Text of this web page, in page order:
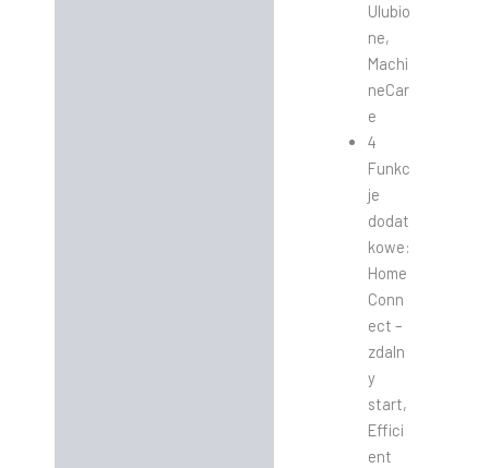
Ulubio
ne,
Machi
neCar
e
4
Funkc
je
dodat
kowe:
Home
Conn
ect –
zdaln
y
start,
Effici
ent